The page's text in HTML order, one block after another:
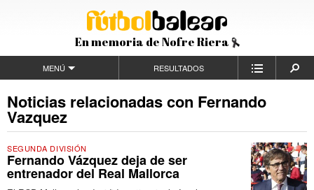
En memoria de Nofre Riera
MENÚ RESULTADOS
Noticias relacionadas con Fernando
Vazquez
SEGUNDA DIVISIÓN
Fernando Vázquez deja de ser
entrenador del Real Mallorca